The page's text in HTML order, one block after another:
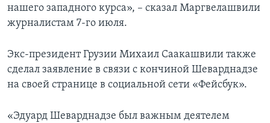
нашего западного курса», – сказал Маргвелашвили
журналистам 7-го июля.
Экс-президент Грузии Михаил Саакашвили также
сделал заявление в связи с кончиной Шеварднадзе
на своей странице в социальной сети «Фейсбук».
«Эдуард Шеварднадзе был важным деятелем